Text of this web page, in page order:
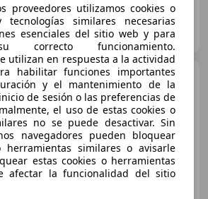
DEL RABANEDO
BMW 116116dA
€ 15.990 1
Buen precio
proveedores utilizamos cookies o
tecnologías similares necesarias
esenciales del sitio web y para
correcto funcionamiento.
utilizan en respuesta a la actividad
habilitar funciones importantes
y el mantenimiento de la
de sesión o las preferencias de
el uso de estas cookies o
no se puede desactivar. Sin
navegadores pueden bloquear
herramientas similares o avisarle
estas cookies o herramientas
afectar la funcionalidad del sitio